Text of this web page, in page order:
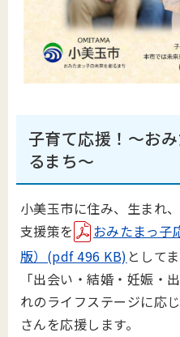
子育て応援！～お
るまち～
小美玉市に住み、生まれ
支援策を
おみたまっ子
版）(pdf 496 KB) として
「出会い・結婚・妊娠・
れのライフステージに応
さんを応援します。